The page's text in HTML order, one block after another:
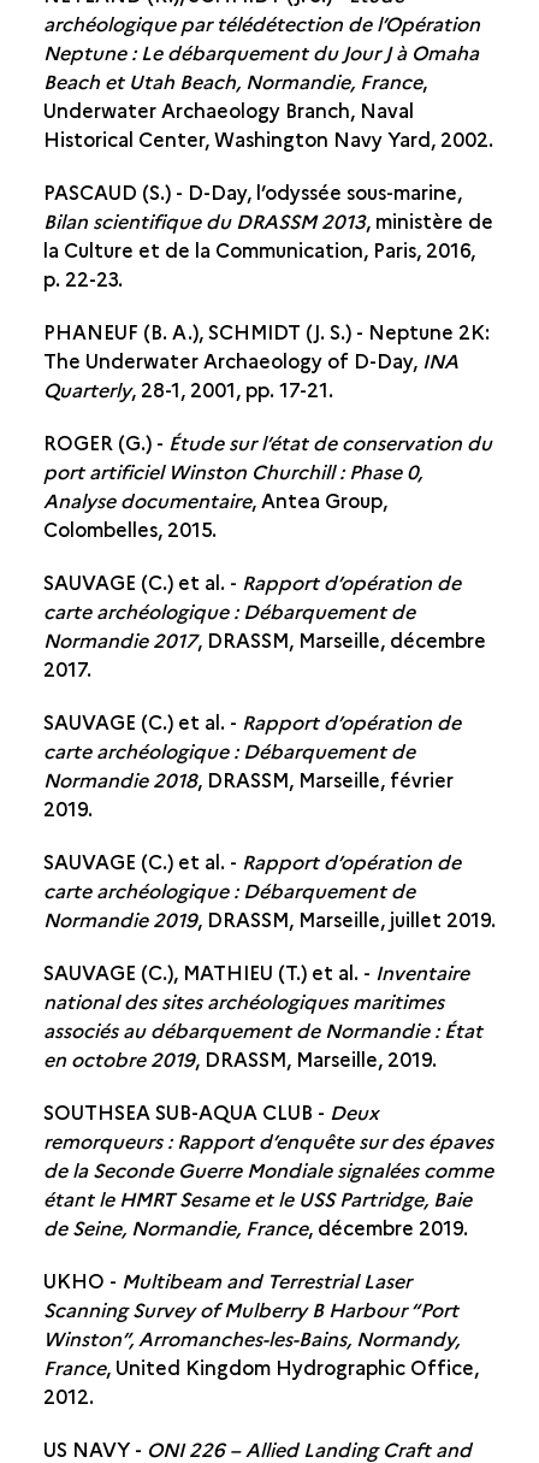
archéologique par télédétection de l’Opération
Neptune : Le débarquement du Jour J à Omaha
Beach et Utah Beach, Normandie, France,
Underwater Archaeology Branch, Naval
Historical Center, Washington Navy Yard, 2002.
PASCAUD (S.) - D-Day, l’odyssée sous-marine,
Bilan scientifique du DRASSM 2013, ministère de
la Culture et de la Communication, Paris, 2016,
p. 22-23.
PHANEUF (B. A.), SCHMIDT (J. S.) - Neptune 2K:
The Underwater Archaeology of D-Day,INA
Quarterly, 28-1, 2001, pp. 17-21.
ROGER (G.) - Étude sur l’état de conservation du
port artificiel Winston Churchill : Phase 0,
Analyse documentaire, Antea Group,
Colombelles, 2015.
SAUVAGE (C.) et al. - Rapport d’opération de
carte archéologique : Débarquement de
Normandie 2017, DRASSM, Marseille, décembre
2017.
SAUVAGE (C.) et al. - Rapport d’opération de
carte archéologique : Débarquement de
Normandie 2018, DRASSM, Marseille, février
2019.
SAUVAGE (C.) et al. - Rapport d’opération de
carte archéologique : Débarquement de
Normandie 2019, DRASSM, Marseille, juillet 2019.
SAUVAGE (C.), MATHIEU (T.) et al. - Inventaire
national des sites archéologiques maritimes
associés au débarquement de Normandie : État
en octobre 2019, DRASSM, Marseille, 2019.
SOUTHSEA SUB-AQUA CLUB - Deux
remorqueurs : Rapport d’enquête sur des épaves
de la Seconde Guerre Mondiale signalées comme
étant le HMRT Sesame et le USS Partridge, Baie
de Seine, Normandie, France, décembre 2019.
UKHO - Multibeam and Terrestrial Laser
Scanning Survey of Mulberry B Harbour “Port
Winston”, Arromanches-les-Bains, Normandy,
France, United Kingdom Hydrographic Office,
2012.
US NAVY - ONI 226 – Allied Landing Craft and